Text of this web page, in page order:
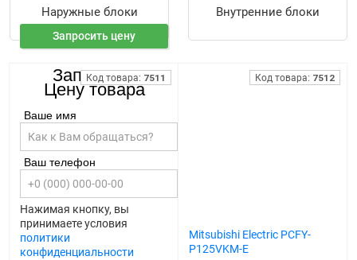
Наружные блоки Внутренние блоки
Код товара: 7511
Mitsubishi Electric PCFY-
P100VKM-E
Запросить цену
Запросить
Цену товара
Ваше имя
Ваш телефон
Нажимая кнопку, вы
принимаете условия
политики
конфиденциальности
Код товара: 7512
Mitsubishi Electric PCFY-
P125VKM-E